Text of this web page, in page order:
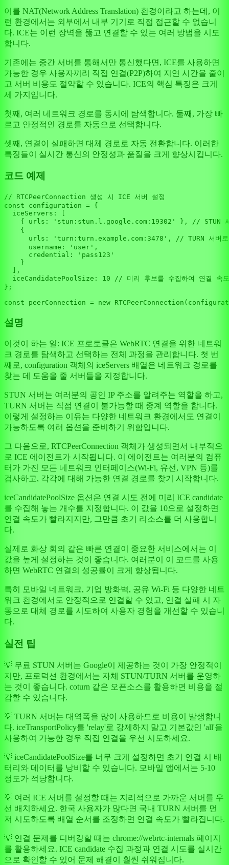
이를 NAT(Network Address Translation) 환경이라고 하는데, 이
런 환경에서는 외부에서 내부 기기로 직접 접근할 수 없습니
다. ICE는 이런 장벽을 뚫고 연결할 수 있는 여러 방법을 시도
합니다.
기존에는 중간 서버를 통해서만 통신했다면, ICE를 사용하면
가능한 경우 사용자끼리 직접 연결(P2P)하여 지연 시간을 줄이
고 서버 비용도 절약할 수 있습니다. ICE의 핵심 특징은 크게
세 가지입니다.
첫째, 여러 네트워크 경로를 동시에 탐색합니다. 둘째, 가장 빠
르고 안정적인 경로를 자동으로 선택합니다.
셋째, 연결이 실패하면 대체 경로로 자동 전환합니다. 이러한
특징들이 실시간 통신의 안정성과 품질을 크게 향상시킵니다.
코드 예제
// RTCPeerConnection 생성 시 ICE 서버 설정
const configuration = {
iceServers : [
    {
urls : 'stun:stun.l.google.com:19302' },
// STUN
    {
urls : 'turn:turn.example.com:3478' ,
// TURN 서버
username : 'user' ,
credential :
'pass123'
    }
  ],
iceCandidatePoolSize : 10
// 미리 후보를 수집하여 연결 속
};
const peerConnection = new RTCPeerConnection
설명
이것이 하는 일: ICE 프로토콜은 WebRTC 연결을 위한 네트워
크 경로를 탐색하고 선택하는 전체 과정을 관리합니다. 첫 번
째로, configuration 객체의 iceServers 배열은 네트워크 경로를
찾는 데 도움을 줄 서버들을 지정합니다.
STUN 서버는 여러분의 공인 IP 주소를 알려주는 역할을 하고,
TURN 서버는 직접 연결이 불가능할 때 중계 역할을 합니다.
이렇게 설정하는 이유는 다양한 네트워크 환경에서도 연결이
가능하도록 여러 옵션을 준비하기 위함입니다.
그 다음으로, RTCPeerConnection 객체가 생성되면서 내부적으
로 ICE 에이전트가 시작됩니다. 이 에이전트는 여러분의 컴퓨
터가 가진 모든 네트워크 인터페이스(Wi-Fi, 유선, VPN 등)를
검사하고, 각각에 대해 가능한 연결 경로를 찾기 시작합니다.
iceCandidatePoolSize 옵션은 연결 시도 전에 미리 ICE candidate
를 수집해 놓는 개수를 지정합니다. 이 값을 10으로 설정하면
연결 속도가 빨라지지만, 그만큼 초기 리소스를 더 사용합니
다.
실제로 화상 회의 같은 빠른 연결이 중요한 서비스에서는 이
값을 높게 설정하는 것이 좋습니다. 여러분이 이 코드를 사용
하면 WebRTC 연결의 성공률이 크게 향상됩니다.
특히 모바일 네트워크, 기업 방화벽, 공유 Wi-Fi 등 다양한 네트
워크 환경에서도 안정적으로 연결할 수 있고, 연결 실패 시 자
동으로 대체 경로를 시도하여 사용자 경험을 개선할 수 있습니
다.
실전 팁
💡 무료 STUN 서버는 Google이 제공하는 것이 가장 안정적이
지만, 프로덕션 환경에서는 자체 STUN/TURN 서버를 운영하
는 것이 좋습니다. coturn 같은 오픈소스를 활용하면 비용을 절
감할 수 있습니다.
💡 TURN 서버는 대역폭을 많이 사용하므로 비용이 발생합니
다. iceTransportPolicy를 'relay'로 강제하지 말고 기본값인 'all'을
사용하여 가능한 경우 직접 연결을 우선 시도하세요.
💡 iceCandidatePoolSize를 너무 크게 설정하면 초기 연결 시 배
터리와 데이터를 낭비할 수 있습니다. 모바일 앱에서는 5-10
정도가 적당합니다.
💡 여러 ICE 서버를 설정할 때는 지리적으로 가까운 서버를 우
선 배치하세요. 한국 사용자가 많다면 국내 TURN 서버를 먼
저 시도하도록 배열 순서를 조정하면 연결 속도가 빨라집니다.
💡 연결 문제를 디버깅할 때는 chrome://webrtc-internals 페이지
를 활용하세요. ICE candidate 수집 과정과 연결 시도를 실시간
으로 확인할 수 있어 문제 해결이 훨씬 쉬워집니다.